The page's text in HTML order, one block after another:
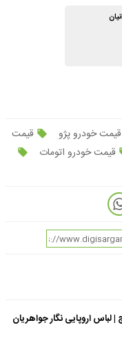
قیمت خودرو پژو
قیمت
قیمت خودرو اتومات
اروپایی نگار جواهریان